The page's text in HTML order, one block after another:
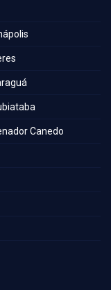
Canedo